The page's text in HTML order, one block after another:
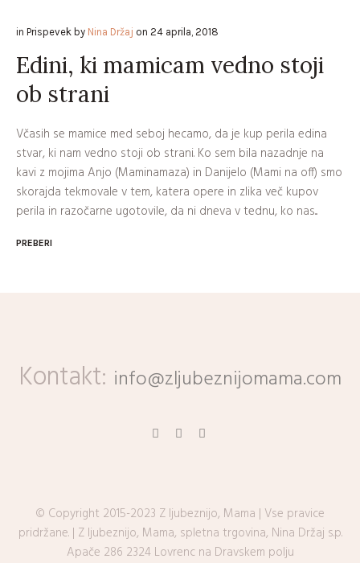
in Prispevek by Nina Držaj on 24 aprila, 2018
Edini, ki mamicam vedno stoji
ob strani
Včasih se mamice med seboj hecamo, da je kup perila edina
stvar, ki nam vedno stoji ob strani. Ko sem bila nazadnje na
kavi z mojima Anjo (Maminamaza) in Danijelo (Mami na off) smo
skorajda tekmovale v tem, katera opere in zlika več kupov
perila in razočarne ugotovile, da ni dneva v tednu, ko nas...
PREBERI
Kontakt: info@zljubeznijomama.com
© Copyright 2015-2023 Z ljubeznijo, Mama | Vse pravice
pridržane. | Z ljubeznijo, Mama, spletna trgovina, Nina Držaj s.p.
Apače 286 2324 Lovrenc na Dravskem polju